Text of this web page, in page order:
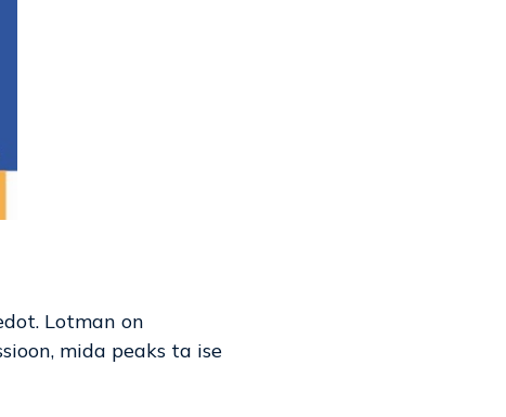
Lotman on
mida peaks ta ise